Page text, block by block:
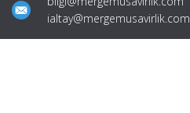
ialtay@mergemusavirlik.com